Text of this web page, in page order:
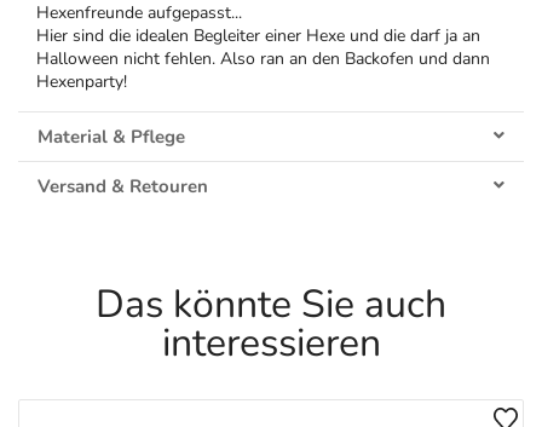
Hexenfreunde aufgepasst...
Hier sind die idealen Begleiter einer Hexe und die darf ja an
Halloween nicht fehlen. Also ran an den Backofen und dann
Hexenparty!
Material & Pflege
Versand & Retouren
Das könnte Sie auch
interessieren